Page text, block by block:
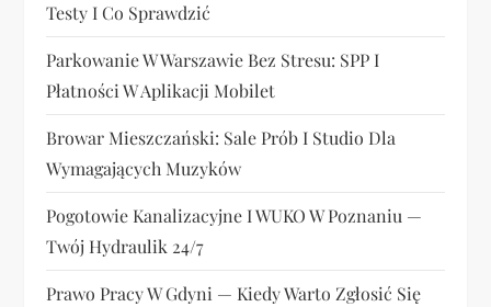
Testy I Co Sprawdzić
Parkowanie W Warszawie Bez Stresu: SPP I
Płatności W Aplikacji Mobilet
Browar Mieszczański: Sale Prób I Studio Dla
Wymagających Muzyków
Pogotowie Kanalizacyjne I WUKO W Poznaniu —
Twój Hydraulik 24/7
Prawo Pracy W Gdyni — Kiedy Warto Zgłosić Się